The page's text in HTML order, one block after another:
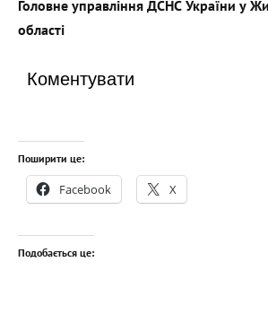
Головне управління ДСНС України у
області
Коментувати
Поширити це:
Facebook X
Подобається це: